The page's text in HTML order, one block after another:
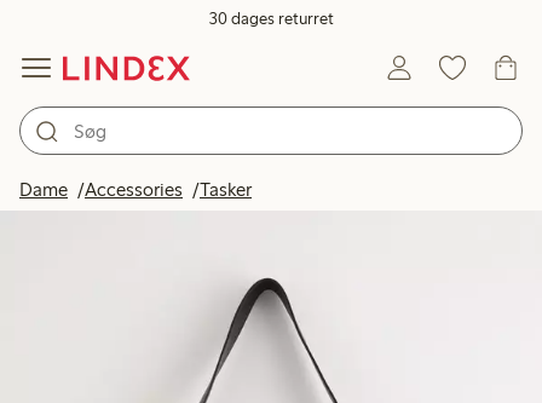
30 dages returret
Dame Accessories Tasker